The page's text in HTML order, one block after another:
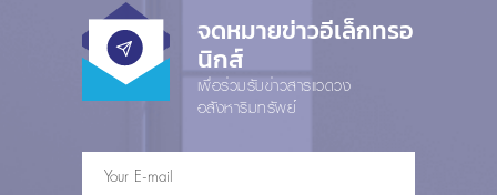
จดหมายข่าวอีเล็กทรอ
นิกส์
เพื่อร่วมรับข่าวสารแวดวง
อสังหาริมทรัพย์